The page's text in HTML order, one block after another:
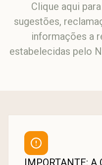
Clique aqui
sugestões,
informações a
estabelecidas pelo
IMPORTANTE: